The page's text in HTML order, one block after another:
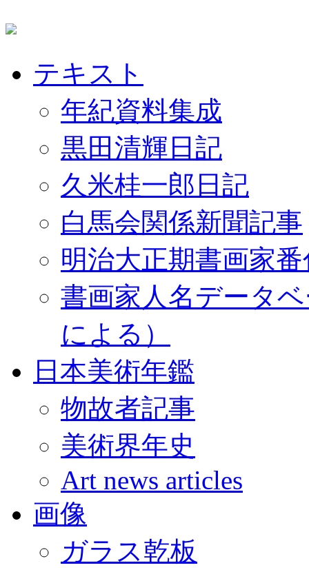
テキスト
年紀資料集成
黒田清輝日記
久米桂一郎日記
白馬会関係新聞記事
明治大正期書画家
書画家人名データ
による）
日本美術年鑑
物故者記事
美術界年史
Art news articles
画像
ガラス乾板